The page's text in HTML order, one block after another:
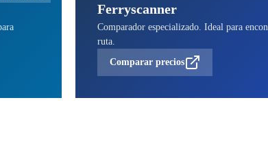
Ferryscanner
Comparador especializado. Ideal para
ruta.
Comparar precios